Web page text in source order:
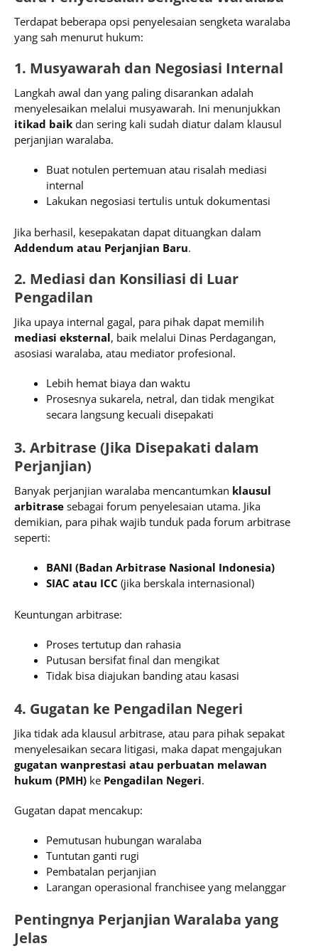
Terdapat beberapa opsi penyelesaian sengketa waralaba
yang sah menurut hukum:
1. Musyawarah dan Negosiasi Internal
Langkah awal dan yang paling disarankan adalah
menyelesaikan melalui musyawarah. Ini menunjukkan
itikad baik dan sering kali sudah diatur dalam klausul
perjanjian waralaba.
Buat notulen pertemuan atau risalah mediasi
internal
Lakukan negosiasi tertulis untuk dokumentasi
Jika berhasil, kesepakatan dapat dituangkan dalam
Addendum atau Perjanjian Baru.
2. Mediasi dan Konsiliasi di Luar
Pengadilan
Jika upaya internal gagal, para pihak dapat memilih
mediasi eksternal, baik melalui Dinas Perdagangan,
asosiasi waralaba, atau mediator profesional.
Lebih hemat biaya dan waktu
Prosesnya sukarela, netral, dan tidak mengikat
secara langsung kecuali disepakati
3. Arbitrase (Jika Disepakati dalam
Perjanjian)
Banyak perjanjian waralaba mencantumkan klausul
arbitrase sebagai forum penyelesaian utama. Jika
demikian, para pihak wajib tunduk pada forum arbitrase
seperti:
BANI (Badan Arbitrase Nasional Indonesia)
SIAC atau ICC (jika berskala internasional)
Keuntungan arbitrase:
Proses tertutup dan rahasia
Putusan bersifat final dan mengikat
Tidak bisa diajukan banding atau kasasi
4. Gugatan ke Pengadilan Negeri
Jika tidak ada klausul arbitrase, atau para pihak sepakat
menyelesaikan secara litigasi, maka dapat mengajukan
gugatan wanprestasi atau perbuatan melawan
hukum (PMH) ke Pengadilan Negeri.
Gugatan dapat mencakup:
Pemutusan hubungan waralaba
Tuntutan ganti rugi
Pembatalan perjanjian
Larangan operasional franchisee yang melanggar
Pentingnya Perjanjian Waralaba yang
Jelas